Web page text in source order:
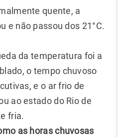
quente, a
e não passou dos 21°C.
da temperatura foi a
o tempo chuvoso
e o ar frio de
ao estado do Rio de
fria.
as horas chuvosas